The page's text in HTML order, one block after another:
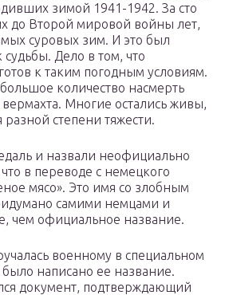
зимой 1941-1942. За сто
до Второй мировой войны лет,
суровых зим. И это был
Дело в том, что
к таким погодным условиям.
количество насмерть
Многие остались живы,
разной степени тяжести.
и назвали неофициально
в переводе с немецкого
мясо». Это имя со злобным
самими немцами и
чем официальное название.
военному в специальном
написано ее название.
документ, подтверждающий